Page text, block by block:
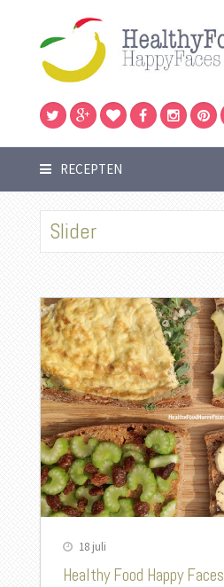
RECEPTEN
Slider
18 juli
Healthy Food Happy Faces